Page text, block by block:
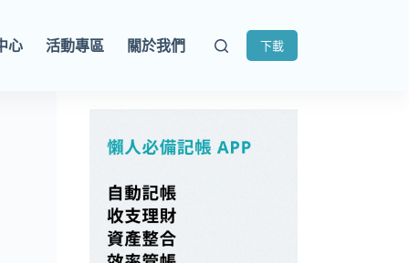
心 活動專區 關於我們 下載